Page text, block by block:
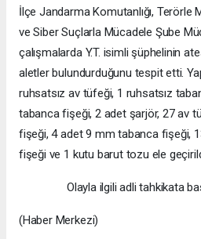
İlçe Jandarma Komutanlığı, Terörle
ve Siber Suçlarla Mücadele Şube
çalışmalarda Y.T. isimli şüphelinin
aletler bulundurduğunu tespit etti.
ruhsatsız av tüfeği, 1 ruhsatsız
tabanca fişeği, 2 adet şarjör, 27 av
fişeği, 4 adet 9 mm tabanca fişeği,
fişeği ve 1 kutu barut tozu ele
Olayla ilgili adli tahkikata
(Haber Merkezi)